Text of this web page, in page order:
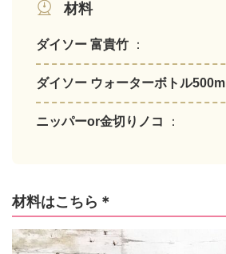
材料
ダイソー 富貴竹 ：
ダイソー ウォーターボトル500ml
ニッパーor金切りノコ ：
材料はこちら＊